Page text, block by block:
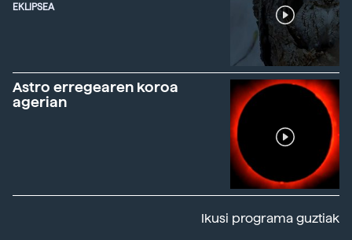
EKLIPSEA
Astro erregearen koroa
agerian
Ikusi programa guztiak